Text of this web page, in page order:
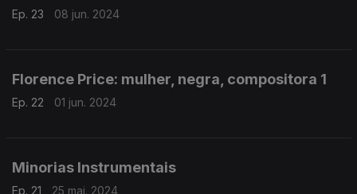
Ep. 23 08 jun. 2024
Florence Price: mulher, negra, compositora 1
Ep. 22 01 jun. 2024
Minorias Instrumentais
Ep. 21 25 mai. 2024